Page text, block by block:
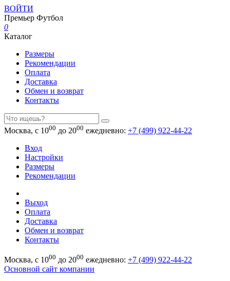
ВОЙТИ
Премьер Футбол
0
Каталог
Размеры
Рекомендации
Оплата
Доставка
Обмен и возврат
Контакты
Москва, с 1000 до 2000 ежедневно: +7 (499) 922-44-22
Вход
Настройки
Размеры
Рекомендации
Выход
Оплата
Доставка
Обмен и возврат
Контакты
Москва, с 1000 до 2000 ежедневно: +7 (499) 922-44-22
Основной сайт компании